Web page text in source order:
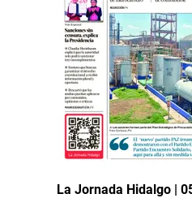
La Jornada Hidalgo |